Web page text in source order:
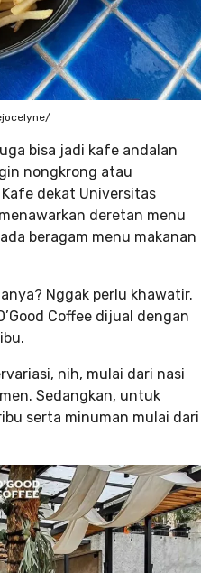
bisa jadi kafe andalan
nongkrong atau
dekat Universitas
deretan menu
beragam menu makanan
Nggak perlu khawatir.
Coffee dijual dengan
nih, mulai dari nasi
Sedangkan, untuk
serta minuman mulai dari